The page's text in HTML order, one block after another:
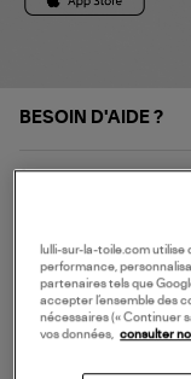
BESOIN D'AIDE ?
NOS SERVICES
SERVICE CLIENT
lulli-sur-la-toile.com utilise
performance,
partenaires tels que
accepter l’ensemble des
nécessaires (« Continuer
vos données,
consulter